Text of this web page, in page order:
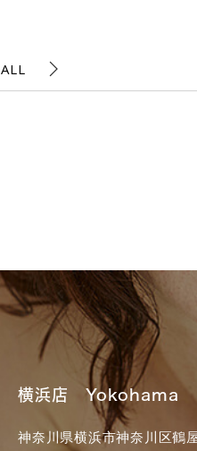
ALL
横浜店 Yokohama
神奈川県横浜市神奈川区